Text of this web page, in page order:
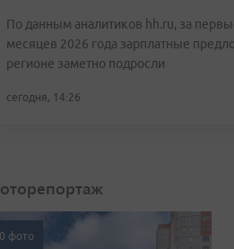
По данным аналитиков hh.ru, за
месяцев 2026 года зарплатные
регионе заметно подросли
сегодня, 14:26
фото